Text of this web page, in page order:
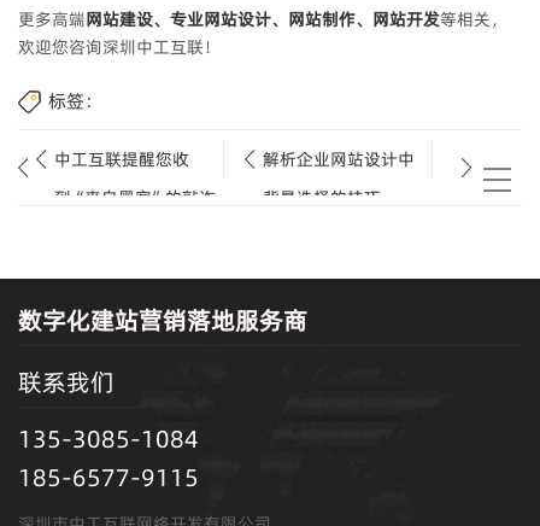
更多高端网站建设、专业网站设计、网站制作、网站开发等相关，
欢迎您咨询深圳中工互联！
标签：
中工互联提醒您收
到“来自黑客”的敲诈
解析企业网站设计中
背景选择的技巧.
数字化建站营销落地服务商
联系我们
135-3085-1084
185-6577-9115